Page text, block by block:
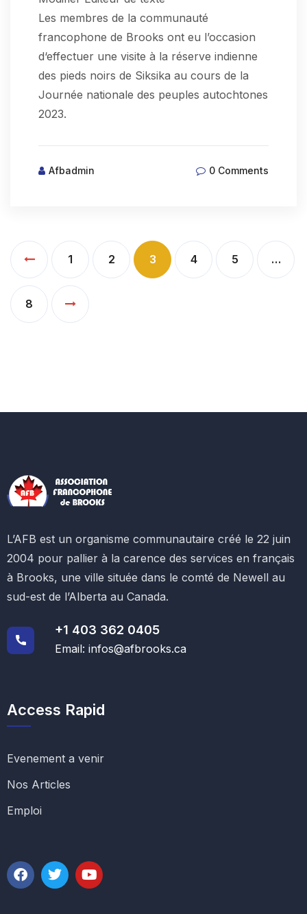
Les membres de la communauté
francophone de Brooks ont eu l’occasion
d‘effectuer une visite à la réserve indienne
des pieds noirs de Siksika au cours de la
Journée nationale des peuples autochtones
2023.
Afbadmin 0 Comments
1 2 3 4 5 …
8
L’AFB est un organisme communautaire créé le 22 juin
2004 pour pallier à la carence des services en français
à Brooks, une ville située dans le comté de Newell au
sud-est de l’Alberta au Canada.
+1 403 362 0405
Email: infos@afbrooks.ca
Access Rapid
Evenement a venir
Nos Articles
Emploi